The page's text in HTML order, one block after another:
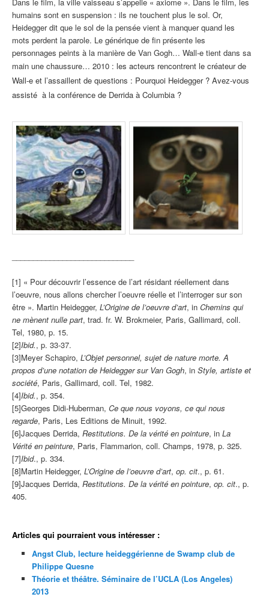
Dans le film, la ville vaisseau s’appelle « axiome ». Dans le film, les
humains sont en suspension : ils ne touchent plus le sol. Or,
Heidegger dit que le sol de la pensée vient à manquer quand les
mots perdent la parole. Le générique de fin présente les
personnages peints à la manière de Van Gogh… Wall-e tient dans sa
main une chaussure… 2010 : les acteurs rencontrent le créateur de
Wall-e et l’assaillent de questions : Pourquoi Heidegger ? Avez-vous
assisté à la conférence de Derrida à Columbia ?
[1] « Pour découvrir l’essence de l’art résidant réellement dans
l’oeuvre, nous allons chercher l’oeuvre réelle et l’interroger sur son
être ». Martin Heidegger, L’Origine de l’oeuvre d’art, in Chemins qui
ne mènent nulle part, trad. fr. W. Brokmeier, Paris, Gallimard, coll.
Tel, 1980, p. 15.
[2]Ibid., p. 33-37.
[3]Meyer Schapiro, L’Objet personnel, sujet de nature morte. A
propos d’une notation de Heidegger sur Van Gogh, in Style, artiste et
société, Paris, Gallimard, coll. Tel, 1982.
[4]Ibid., p. 354.
[5]Georges Didi-Huberman, Ce que nous voyons, ce qui nous
regarde, Paris, Les Editions de Minuit, 1992.
[6]Jacques Derrida, Restitutions. De la vérité en pointure, in La
Vérité en peinture, Paris, Flammarion, coll. Champs, 1978, p. 325.
[7]Ibid., p. 334.
[8]Martin Heidegger, L’Origine de l’oeuvre d’art, op. cit., p. 61.
[9]Jacques Derrida, Restitutions. De la vérité en pointure, op. cit., p.
405.
Articles qui pourraient vous intéresser :
Angst Club, lecture heideggérienne de Swamp club de
Philippe Quesne
Théorie et théâtre. Séminaire de l’UCLA (Los Angeles)
2013